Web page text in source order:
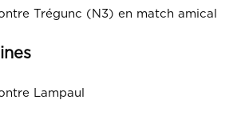
Trégunc (N3) en match amical
Lampaul